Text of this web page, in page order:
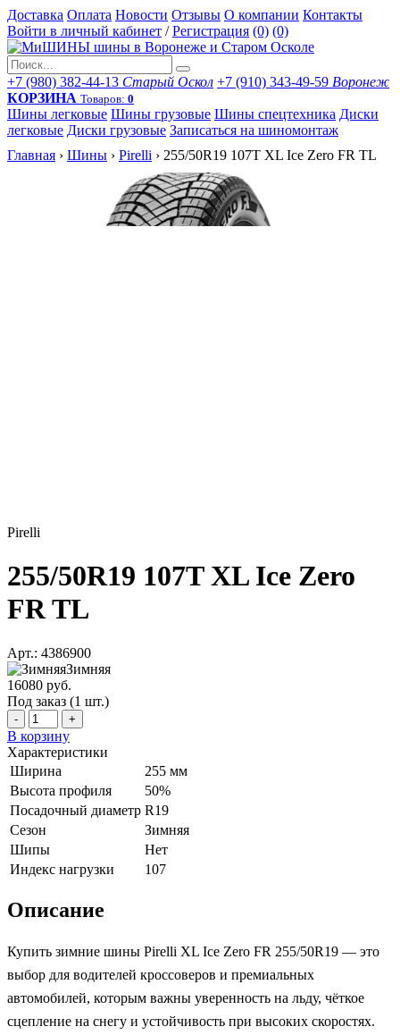
Доставка Оплата Новости Отзывы О компании Контакты
Войти в личный кабинет / Регистрация (0) (0)
+7 (980) 382-44-13 Старый Оскол +7 (910) 343-49-59 Воронеж
КОРЗИНА Товаров: 0
Шины легковые Шины грузовые Шины спецтехника Диски
легковые Диски грузовые Записаться на шиномонтаж
Главная › Шины › Pirelli › 255/50R19 107T XL Ice Zero FR TL
Pirelli
255/50R19 107T XL Ice Zero
FR TL
Арт.: 4386900
Зимняя
16080 руб.
Под заказ (1 шт.)
- +
В корзину
Характеристики
Ширина
255 мм
Высота профиля
50%
Посадочный диаметр R19
Сезон
Зимняя
Шипы
Нет
Индекс нагрузки
107
Описание
Купить зимние шины Pirelli XL Ice Zero FR 255/50R19 — это
выбор для водителей кроссоверов и премиальных
автомобилей, которым важны уверенность на льду, чёткое
сцепление на снегу и устойчивость при высоких скоростях.